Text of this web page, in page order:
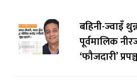
बहिनी-ज्वाइँ
पूर्वमालिक
‘फौजदारी’